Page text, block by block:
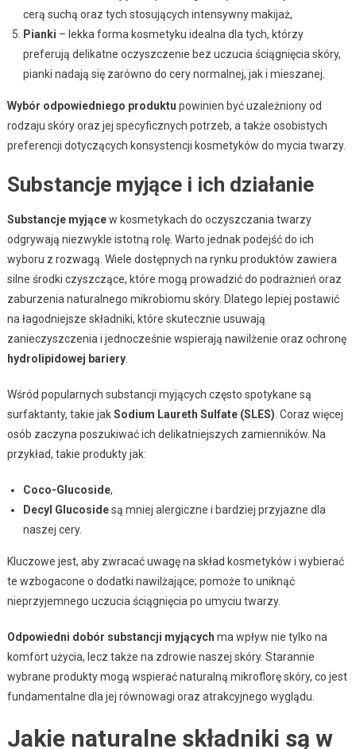
cerą suchą oraz tych stosujących intensywny makijaż,
Pianki – lekka forma kosmetyku idealna dla tych, którzy
preferują delikatne oczyszczenie bez uczucia ściągnięcia skóry,
pianki nadają się zarówno do cery normalnej, jak i mieszanej.
Wybór odpowiedniego produktu powinien być uzależniony od
rodzaju skóry oraz jej specyficznych potrzeb, a także osobistych
preferencji dotyczących konsystencji kosmetyków do mycia twarzy.
Substancje myjące i ich działanie
Substancje myjącew kosmetykach do oczyszczania twarzy
odgrywają niezwykle istotną rolę. Warto jednak podejść do ich
wyboru z rozwagą. Wiele dostępnych na rynku produktów zawiera
silne środki czyszczące, które mogą prowadzić do podrażnień oraz
zaburzenia naturalnego mikrobiomu skóry. Dlatego lepiej postawić
na łagodniejsze składniki, które skutecznie usuwają
zanieczyszczenia i jednocześnie wspierają nawilżenie oraz ochronę
hydrolipidowej bariery.
Wśród popularnych substancji myjących często spotykane są
surfaktanty, takie jakSodium Laureth Sulfate (SLES) . Coraz więcej
osób zaczyna poszukiwać ich delikatniejszych zamienników. Na
przykład, takie produkty jak:
Coco-Glucoside,
Decyl Glucosidesą mniej alergiczne i bardziej przyjazne dla
naszej cery.
Kluczowe jest, aby zwracać uwagę na skład kosmetyków i wybierać
te wzbogacone o dodatki nawilżające; pomoże to uniknąć
nieprzyjemnego uczucia ściągnięcia po umyciu twarzy.
Odpowiedni dobór substancji myjących ma wpływ nie tylko na
komfort użycia, lecz także na zdrowie naszej skóry. Starannie
wybrane produkty mogą wspierać naturalną mikroflorę skóry, co jest
fundamentalne dla jej równowagi oraz atrakcyjnego wyglądu.
Jakie naturalne składniki są w